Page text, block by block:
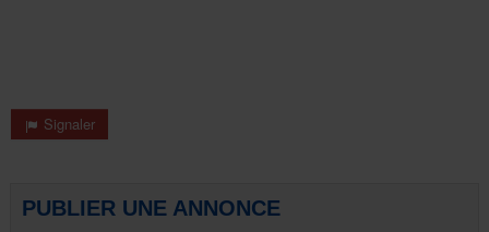
Signaler
PUBLIER UNE ANNONCE